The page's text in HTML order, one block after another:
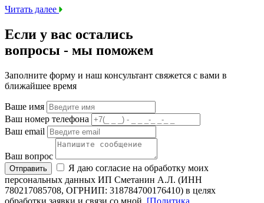
Читать далее
Если у вас остались
вопросы - мы поможем
Заполните форму и наш консультант свяжется с вами в
ближайшее время
Ваше имя
Ваш номер телефона
Ваш email
Ваш вопрос
Отправить
Я даю согласие на обработку моих
персональных данных ИП Сметанин А.Л. (ИНН
780217085708, ОГРНИП: 318784700176410) в целях
обработки заявки и связи со мной. [Политика